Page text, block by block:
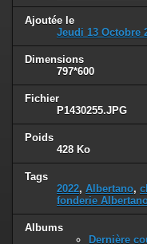
Ajoutée le
Jeudi 13 Octobre
Dimensions
797*600
Fichier
P1430255.JPG
Poids
428 Ko
Tags
2022, Albertano,
fonderie
Albums
Dernière